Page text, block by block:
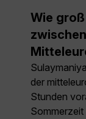
Wie
der
Stunden